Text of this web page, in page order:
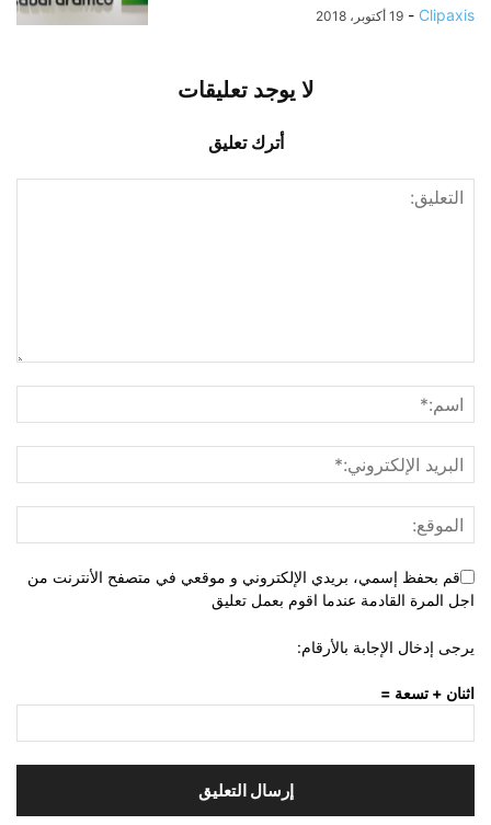
Clipaxis
- 19 أكتوبر، 2018
لا يوجد تعليقات
أترك تعليق
قم بحفظ إسمي، بريدي الإلكتروني و موقعي في متصفح الأنترنت من
اجل المرة القادمة عندما اقوم بعمل تعليق
يرجى إدخال الإجابة بالأرقام:
اثنان + تسعة =